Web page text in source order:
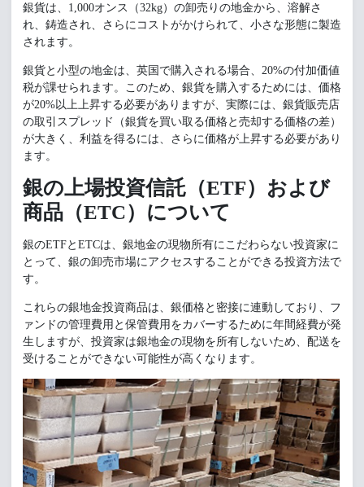
銀貨は、1,000オンス（32kg）の卸売りの地金から、溶解さ
れ、鋳造され、さらにコストがかけられて、小さな形態に製造
されます。
銀貨と小型の地金は、英国で購入される場合、20%の付加価値
税が課せられます。このため、銀貨を購入するためには、価格
が20%以上上昇する必要がありますが、実際には、銀貨販売店
の取引スプレッド（銀貨を買い取る価格と売却する価格の差）
が大きく、利益を得るには、さらに価格が上昇する必要があり
ます。
銀の上場投資信託（ETF）および
商品（ETC）について
銀のETFとETCは、銀地金の現物所有にこだわらない投資家に
とって、銀の卸売市場にアクセスすることができる投資方法で
す。
これらの銀地金投資商品は、銀価格と密接に連動しており、フ
ァンドの管理費用と保管費用をカバーするために年間経費が発
生しますが、投資家は銀地金の現物を所有しないため、配送を
受けることができない可能性が高くなります。